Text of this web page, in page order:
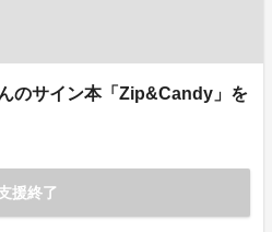
のサイン本「Zip&Candy」を
援終了